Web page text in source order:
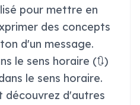
pour mettre en
des concepts
d'un message.
le sens horaire (🔃)
le sens horaire.
découvrez d'autres